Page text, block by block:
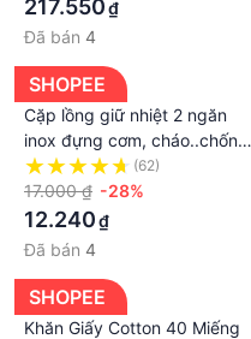
217.550₫
Đã bán 4
SHOPEE
Cặp lồng giữ nhiệt 2 ngăn
inox đựng cơm, cháo..chống
tỏa nhiệt
(62)
17.000 ₫ -28%
12.240₫
Đã bán 4
SHOPEE
Khăn Giấy Cotton 40 Miếng